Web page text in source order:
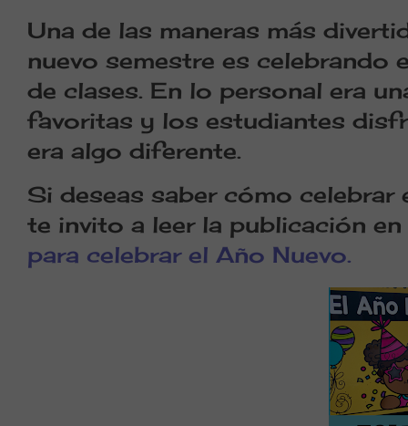
Una de las maneras más
nuevo semestre es celebrando
de clases. En lo personal era
favoritas y los estudiantes
era algo diferente.
Si deseas saber cómo celebrar
te invito a leer la publicación
para celebrar el Año Nuevo.